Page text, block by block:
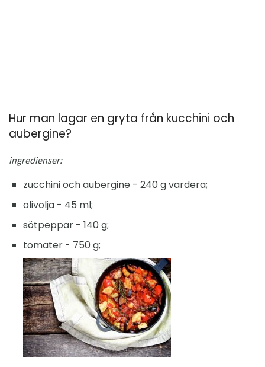
Hur man lagar en gryta från kucchini och
aubergine?
ingredienser:
zucchini och aubergine - 240 g vardera;
olivolja - 45 ml;
sötpeppar - 140 g;
tomater - 750 g;